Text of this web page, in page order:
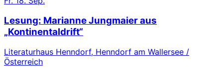
Lesung: Marianne Jungmaier aus
„Kontinentaldrift“
Literaturhaus Henndorf, Henndorf am Wallersee /
Österreich